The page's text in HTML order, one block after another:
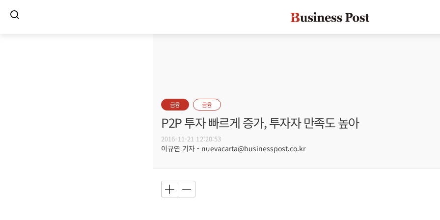
금융 금융
P2P 투자 빠르게 증가, 투자자 만족도 높아
2016-11-21 12:20:53
이규연 기자 - nuevacarta@businesspost.co.kr